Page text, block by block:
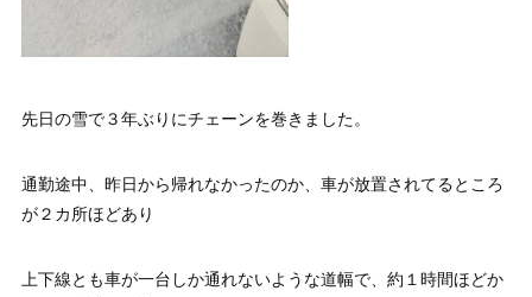
先日の雪で３年ぶりにチェーンを巻きました。
通勤途中、昨日から帰れなかったのか、車が放置されてるところ
が２カ所ほどあり
上下線とも車が一台しか通れないような道幅で、約１時間ほどか